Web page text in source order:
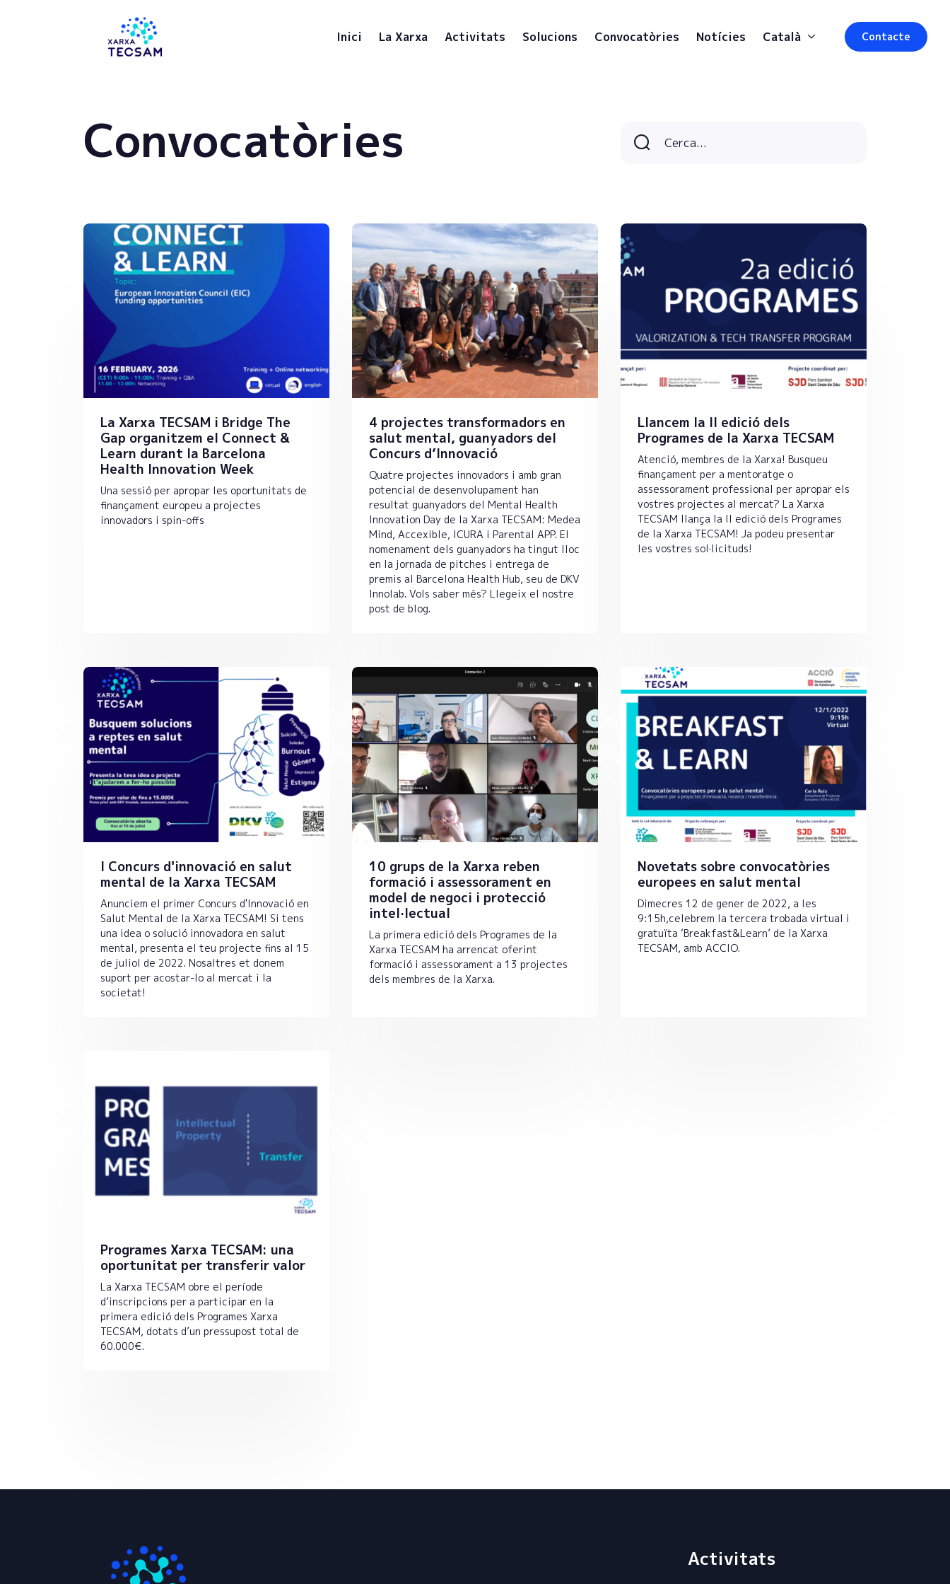
Inici La Xarxa Activitats Solucions Convocatòries Notícies Català Contacte
Convocatòries Cerca...
Buscar
La Xarxa TECSAM i Bridge The
Gap organitzem el Connect &
Learn durant la Barcelona
Health Innovation Week
Una sessió per apropar les oportunitats de
finançament europeu a projectes
innovadors i spin-offs
4 projectes transformadors en
salut mental, guanyadors del
Concurs d’Innovació
Quatre projectes innovadors i amb gran
potencial de desenvolupament han
resultat guanyadors del Mental Health
Innovation Day de la Xarxa TECSAM: Medea
Mind, Accexible, ICURA i Parental APP. El
nomenament dels guanyadors ha tingut lloc
en la jornada de pitches i entrega de
premis al Barcelona Health Hub, seu de DKV
Innolab. Vols saber més? Llegeix el nostre
post de blog.
Llancem la II edició dels
Programes de la Xarxa TECSAM
Atenció, membres de la Xarxa! Busqueu
finançament per a mentoratge o
assessorament professional per apropar els
vostres projectes al mercat? La Xarxa
TECSAM llança la II edició dels Programes
de la Xarxa TECSAM! Ja podeu presentar
les vostres sol·licituds!
I Concurs d'innovació en salut
mental de la Xarxa TECSAM
Anunciem el primer Concurs d'Innovació en
Salut Mental de la Xarxa TECSAM! Si tens
una idea o solució innovadora en salut
mental, presenta el teu projecte fins al 15
de juliol de 2022. Nosaltres et donem
suport per acostar-lo al mercat i la
societat!
10 grups de la Xarxa reben
formació i assessorament en
model de negoci i protecció
intel·lectual
La primera edició dels Programes de la
Xarxa TECSAM ha arrencat oferint
formació i assessorament a 13 projectes
dels membres de la Xarxa.
Novetats sobre convocatòries
europees en salut mental
Dimecres 12 de gener de 2022, a les
9:15h,celebrem la tercera trobada virtual i
gratuïta ‘Breakfast&Learn’ de la Xarxa
TECSAM, amb ACCIO.
Programes Xarxa TECSAM: una
oportunitat per transferir valor
La Xarxa TECSAM obre el període
d’inscripcions per a participar en la
primera edició dels Programes Xarxa
TECSAM, dotats d’un pressupost total de
60.000€.
Activitats